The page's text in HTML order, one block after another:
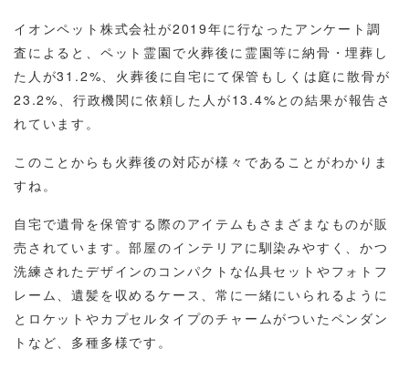
イオンペット株式会社が2019年に行なったアンケート調
査によると、ペット霊園で火葬後に霊園等に納骨・埋葬し
た人が31.2%、火葬後に自宅にて保管もしくは庭に散骨が
23.2%、行政機関に依頼した人が13.4%との結果が報告さ
れています。
このことからも火葬後の対応が様々であることがわかりま
すね。
自宅で遺骨を保管する際のアイテムもさまざまなものが販
売されています。部屋のインテリアに馴染みやすく、かつ
洗練されたデザインのコンパクトな仏具セットやフォトフ
レーム、遺髪を収めるケース、常に一緒にいられるように
とロケットやカプセルタイプのチャームがついたペンダン
トなど、多種多様です。